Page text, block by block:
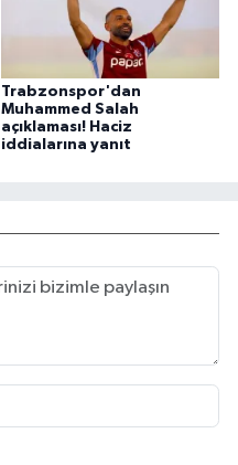
Trabzonspor'dan
Muhammed Salah
açıklaması! Haciz
iddialarına yanıt